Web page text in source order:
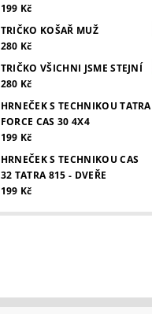
199 Kč
TRIČKO KOŠAŘ MUŽ
280 Kč
TRIČKO VŠICHNI JSME STEJNÍ
280 Kč
HRNEČEK S TECHNIKOU TATRA
FORCE CAS 30 4X4
199 Kč
HRNEČEK S TECHNIKOU CAS
32 TATRA 815 - DVEŘE
199 Kč